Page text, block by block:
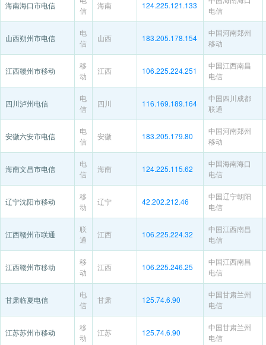
海南海口市电信
信
海南 124.225.121.133
电信
山西朔州市电信
电
信
山西 183.205.178.154
中国河南郑州
移动
江西赣州市移动
移
动
江西 106.225.224.251
中国江西南昌
电信
四川泸州电信
电
信
四川 116.169.189.164
中国四川成都
联通
安徽六安市电信
电
信
安徽 183.205.179.80
中国河南郑州
移动
海南文昌市电信
电
信
海南 124.225.115.62
中国海南海口
电信
辽宁沈阳市移动
移
动
辽宁 42.202.212.46
中国辽宁朝阳
电信
江西赣州市联通
联
通
江西 106.225.224.32
中国江西南昌
电信
江西赣州市移动
移
动
江西 106.225.246.25
中国江西南昌
电信
甘肃临夏电信
电
信
甘肃 125.74.6.90
中国甘肃兰州
电信
江苏苏州市移动
移
动
江苏 125.74.6.90
中国甘肃兰州
电信